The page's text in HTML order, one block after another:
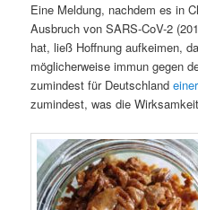
Eine Meldung, nachdem es in
Ausbruch von SARS-CoV-2
hat, ließ Hoffnung aufkeimen,
möglicherweise immun gegen
zumindest für Deutschland
zumindest, was die